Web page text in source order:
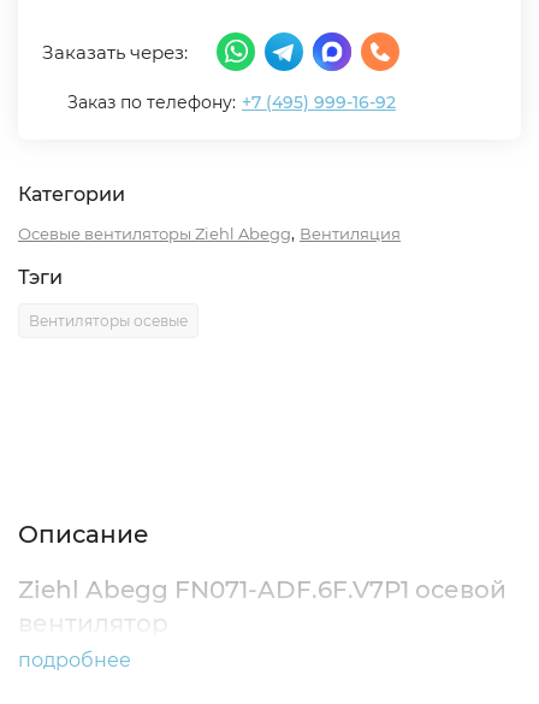
Заказать через:
Заказ по телефону: +7 (495) 999-16-92
Категории
Осевые вентиляторы Ziehl Abegg, Вентиляция
Тэги
Вентиляторы осевые
Описание
Ziehl Abegg FN071-ADF.6F.V7P1 осевой
вентилятор
подробнее